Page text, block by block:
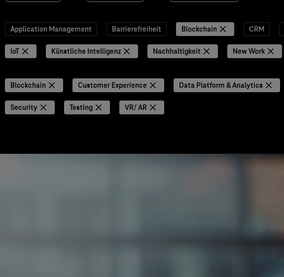
Application Management Barrierefreiheit Blockchain CRM
IoT Künstliche Intelligenz Nachhaltigkeit New Work
Blockchain Customer Experience Data Platform & Analytics
Security Testing VR/ AR